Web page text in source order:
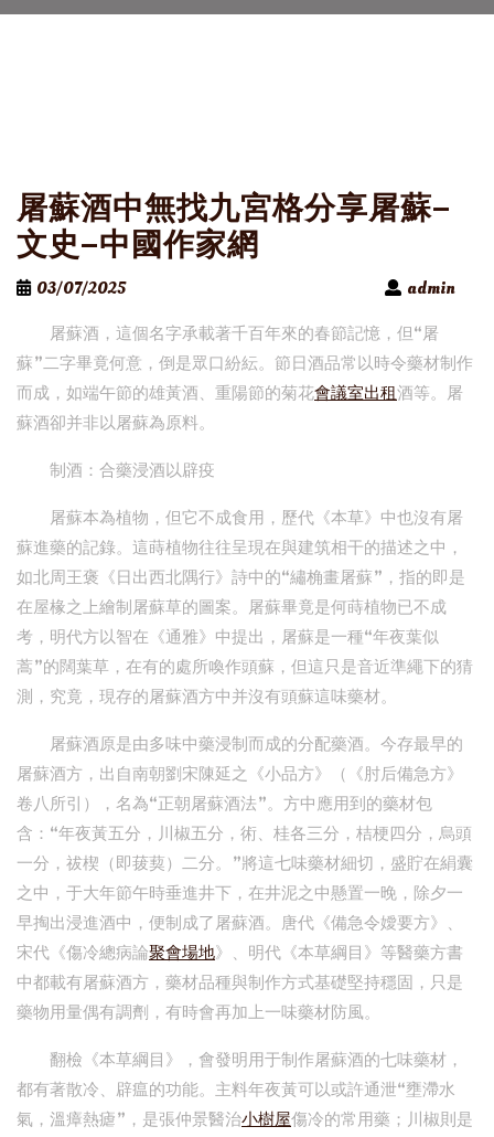
屠蘇酒中無找九宮格分享屠蘇–
文史–中國作家網
03/07/2025
admin
屠蘇酒，這個名字承載著千百年來的春節記憶，但“屠
蘇”二字畢竟何意，倒是眾口紛紜。節日酒品常以時令藥材制作
而成，如端午節的雄黃酒、重陽節的菊花會議室出租酒等。屠
蘇酒卻并非以屠蘇為原料。
制酒：合藥浸酒以辟疫
屠蘇本為植物，但它不成食用，歷代《本草》中也沒有屠
蘇進藥的記錄。這蒔植物往往呈現在與建筑相干的描述之中，
如北周王褒《日出西北隅行》詩中的“繡桷畫屠蘇”，指的即是
在屋椽之上繪制屠蘇草的圖案。屠蘇畢竟是何蒔植物已不成
考，明代方以智在《通雅》中提出，屠蘇是一種“年夜葉似
蒿”的闊葉草，在有的處所喚作頭蘇，但這只是音近準繩下的猜
測，究竟，現存的屠蘇酒方中并沒有頭蘇這味藥材。
屠蘇酒原是由多味中藥浸制而成的分配藥酒。今存最早的
屠蘇酒方，出自南朝劉宋陳延之《小品方》（《肘后備急方》
卷八所引），名為“正朝屠蘇酒法”。方中應用到的藥材包
含：“年夜黃五分，川椒五分，術、桂各三分，桔梗四分，烏頭
一分，祓楔（即菝葜）二分。”將這七味藥材細切，盛貯在絹囊
之中，于大年節午時垂進井下，在井泥之中懸置一晚，除夕一
早掏出浸進酒中，便制成了屠蘇酒。唐代《備急令嬡要方》、
宋代《傷冷總病論聚會場地》、明代《本草綱目》等醫藥方書
中都載有屠蘇酒方，藥材品種與制作方式基礎堅持穩固，只是
藥物用量偶有調劑，有時會再加上一味藥材防風。
翻檢《本草綱目》，會發明用于制作屠蘇酒的七味藥材，
都有著散冷、辟瘟的功能。主料年夜黃可以或許通泄“壅滯水
氣，溫瘴熱瘧”，是張仲景醫治小樹屋傷冷的常用藥；川椒則是